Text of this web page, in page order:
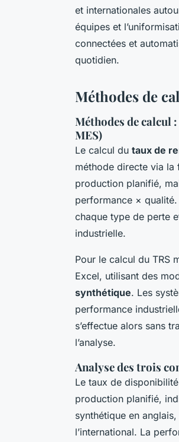
et internationales
équipes et
connectées et
quotidien.
Méthodes de
Méthodes de calcul
MES)
Le calcul du taux de
méthode directe via
production planifié,
performance ×
chaque type de perte
industrielle.
Pour le calcul du TRS
Excel, utilisant des
synthétique. Les
performance
s’effectue alors sans
l’analyse.
Analyse des trois
Le taux de
production planifié,
synthétique en
l’international. La